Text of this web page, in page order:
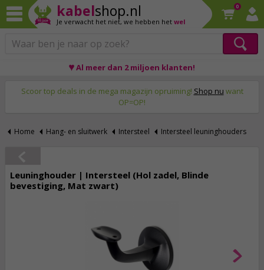
kabelshop.nl
Je verwacht het niet, we hebben het wel
0
♥ Al meer dan 2 miljoen klanten!
Scoor top deals in de mega magazijn opruiming! Shop nu want
OP=OP!
Home Hang- en sluitwerk Intersteel Intersteel leuninghouders
Leuninghouder | Intersteel (Hol zadel, Blinde
bevestiging, Mat zwart)